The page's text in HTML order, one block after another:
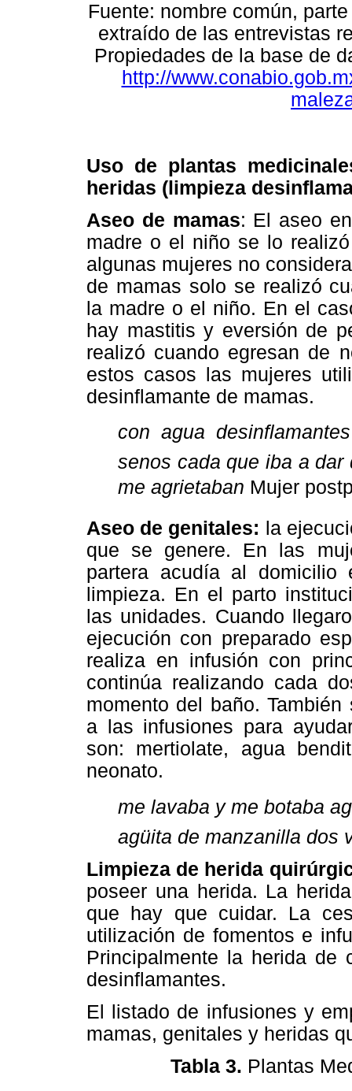
Fuente: nombre común,
extraído de las entrevistas
Propiedades de la base de
http://
Uso de plantas
heridas (limpieza
Aseo de mamas: El aseo
madre o el niño se lo
algunas mujeres no
de mamas solo se realizó
la madre o el niño. En el
hay mastitis y eversión de
realizó cuando egresan de
estos casos las mujeres
desinflamante de mamas.
con agua
senos cada que iba a
me agrietaban  Mujer
Aseo de genitales: la
que se genere. En las
partera acudía al domicilio
limpieza. En el parto
las unidades. Cuando
ejecución con preparado
realiza en infusión con
continúa realizando cada
momento del baño.
a las infusiones para
son: mertiolate, agua
neonato.
me lavaba y me botaba
agüita de manzanilla dos
Limpieza de herida
poseer una herida. La
que hay que cuidar. La
utilización de fomentos e
Principalmente la herida de
desinflamantes.
El listado de infusiones y
mamas, genitales y heridas
Tabla 3. Plantas